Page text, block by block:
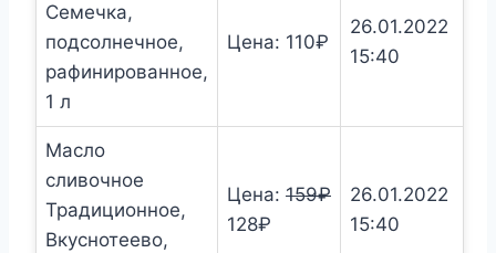
Семечка,
подсолнечное,
рафинированное,
1 л
Цена: 110₽
26.01.2022
15:40
Масло
сливочное
Традиционное,
Вкуснотеево,
Цена: 159₽
Первоначальная
128₽
26.01.2022
15:40